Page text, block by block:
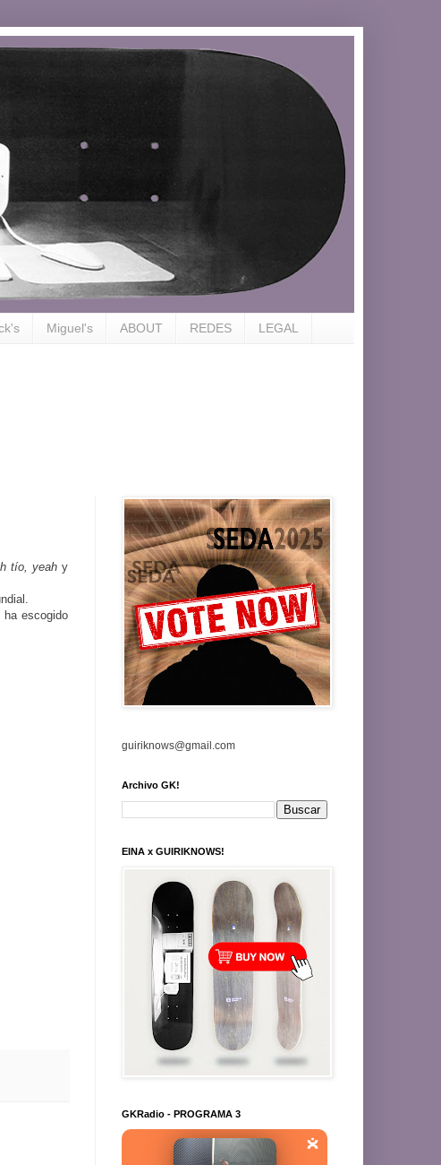
Miguel's ABOUT REDES LEGAL
tío, yeahy
escogido
guiriknows@gmail.com
Archivo GK!
EINA x GUIRIKNOWS!
GKRadio - PROGRAMA 3